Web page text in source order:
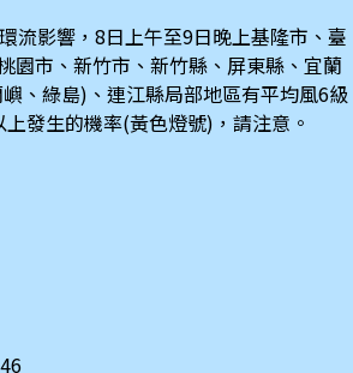
流影響，8日上午至9日晚上基隆市、臺
園市、新竹市、新竹縣、屏東縣、宜蘭
、綠島)、連江縣局部地區有平均風6級
發生的機率(黃色燈號)，請注意。